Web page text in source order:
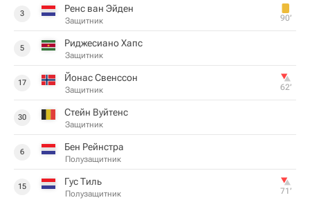
3 Ренс ван Эйден
Защитник 90‎’‎
5 Риджесиано Хапс
Защитник
17 Йонас Свенссон
Защитник 62‎’‎
30 Стейн Вуйтенс
Защитник
6 Бен Рейнстра
Полузащитник
15 Гус Тиль
Полузащитник 71‎’‎